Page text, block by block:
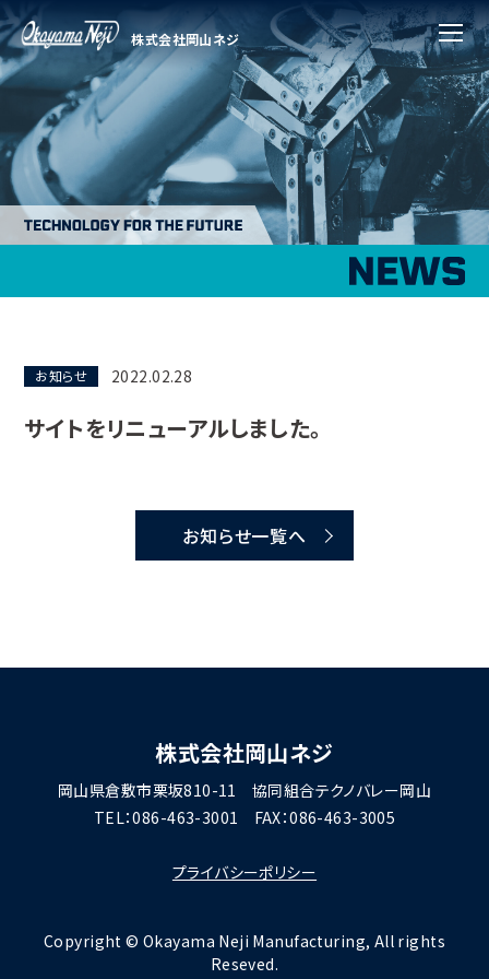
株式会社岡山ネジ メニ
お知らせ 2022.02.28
サイトをリニューアルしました。
お知らせ一覧へ
株式会社岡山ネジ
岡山県倉敷市栗坂810-11
協同組合テクノバレー岡山
TEL：086-463-3001
FAX：086-463-3005
プライバシーポリシー
Copyright © Okayama Neji Manufacturing, All rights
Reseved.